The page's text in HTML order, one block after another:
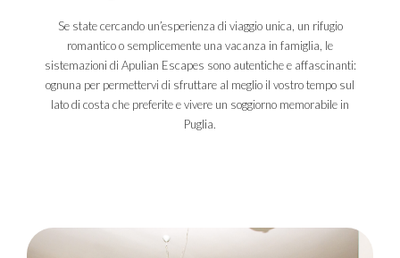
Se state cercando un’esperienza di viaggio unica, un rifugio
romantico o semplicemente una vacanza in famiglia, le
sistemazioni di Apulian Escapes sono autentiche e affascinanti:
ognuna per permettervi di sfruttare al meglio il vostro tempo sul
lato di costa che preferite e vivere un soggiorno memorabile in
Puglia.